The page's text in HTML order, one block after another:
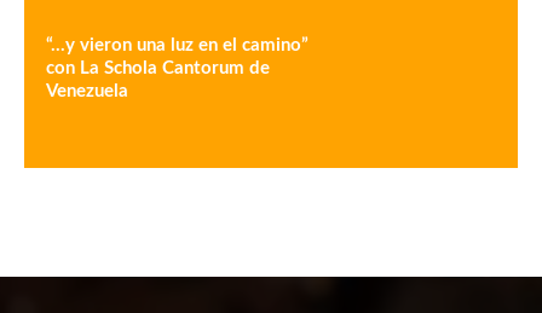
“…y vieron una luz en el camino”
con La Schola Cantorum de
Venezuela